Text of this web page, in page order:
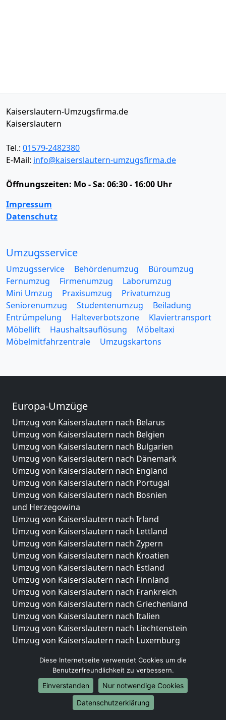
Kaiserslautern-Umzugsfirma.de
Kaiserslautern
Tel.: 01579-2482380
E-Mail: info@kaiserslautern-umzugsfirma.de
Öffnungszeiten: Mo - Sa: 06:30 - 16:00 Uhr
Impressum
Datenschutz
Umzugsservice
Umzugsservice Behördenumzug
Büroumzug
Fernumzug
Firmenumzug
Laborumzug
Mini Umzug
Praxisumzug
Privatumzug
Seniorenumzug
Studentenumzug
Beiladung
Entrümpelung
Halteverbotszone
Klaviertransport
Möbellift
Haushaltsauflösung
Möbeltaxi
Möbelmitfahrzentrale
Umzugskartons
Europa-Umzüge
Umzug von Kaiserslautern nach Belarus
Umzug von Kaiserslautern nach Belgien
Umzug von Kaiserslautern nach Bulgarien
Umzug von Kaiserslautern nach Dänemark
Umzug von Kaiserslautern nach England
Umzug von Kaiserslautern nach Portugal
Umzug von Kaiserslautern nach Bosnien
und Herzegowina
Umzug von Kaiserslautern nach Irland
Umzug von Kaiserslautern nach Lettland
Umzug von Kaiserslautern nach Zypern
Umzug von Kaiserslautern nach Kroatien
Umzug von Kaiserslautern nach Estland
Umzug von Kaiserslautern nach Finnland
Umzug von Kaiserslautern nach Frankreich
Umzug von Kaiserslautern nach Griechenland
Umzug von Kaiserslautern nach Italien
Umzug von Kaiserslautern nach Liechtenstein
Umzug von Kaiserslautern nach Luxemburg
Umzug von Kaiserslautern nach Norwegen
Umzüge-Deutschlandweit
Umzug von Kaiserslautern nach Berlin
Umzug von Kaiserslautern nach Hamburg
Diese Internetseite verwendet Cookies um die
Benutzerfreundlichkeit zu verbessern.
Einverstanden
Nur notwendige Cookies
Datenschutzerklärung